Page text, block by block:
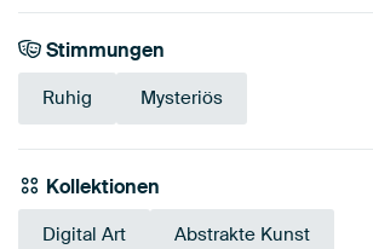
Stimmungen
Ruhig Mysteriös
Kollektionen
Digital Art Abstrakte Kunst